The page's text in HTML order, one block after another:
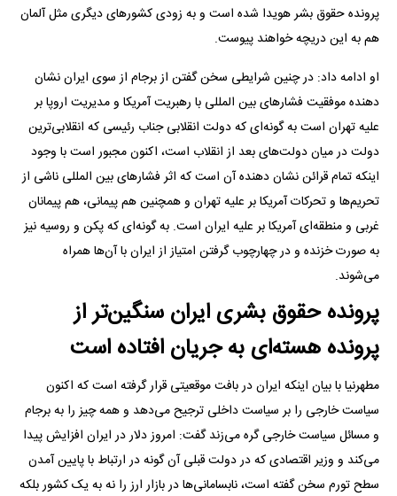
پرونده حقوق بشر هویدا شده است و به زودی کشور‌های دیگری مثل آلمان
هم به این دریچه خواهند پیوست.
او ادامه داد: در چنین شرایطی سخن گفتن از برجام از سوی ایران نشان
دهنده موفقیت فشار‌های بین المللی با رهبریت آمریکا و مدیریت اروپا بر
علیه تهران است به گونه‌ای که دولت انقلابی جناب رئیسی که انقلابی‌ترین
دولت در میان دولت‌های بعد از انقلاب است، اکنون مجبور است با وجود
اینکه تمام قرائن نشان دهنده آن است که اثر فشار‌های بین المللی ناشی از
تحریم‌ها و تحرکات آمریکا بر علیه تهران و همچنین هم پیمانی، هم پیمانان
غربی و منطقه‌ای آمریکا بر علیه ایران است. به گونه‌ای که پکن و روسیه نیز
به صورت خزنده و در چهارچوب گرفتن امتیاز از ایران با آن‌ها همراه
می‌شوند.
پرونده حقوق بشری ایران سنگین‌تر از
پرونده هسته‌ای به جریان افتاده است
مطهرنیا با بیان اینکه ایران در بافت موقعیتی قرار گرفته است که اکنون
سیاست خارجی را بر سیاست داخلی ترجیح می‌دهد و همه چیز را به برجام
و مسائل سیاست خارجی گره می‌زند گفت: امروز دلار در ایران افزایش پیدا
می‌کند و وزیر اقتصادی که در دولت قبلی آن گونه در ارتباط با پایین آمدن
سطح تورم سخن گفته است، نابسامانی‌ها در بازار ارز را نه به یک کشور بلکه